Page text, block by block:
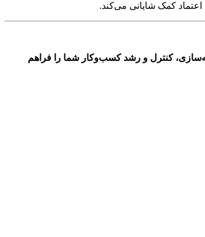
اعتماد کمک شایانی می‌کند.
کنترل و رشد کسب‌وکار شما را فراهم